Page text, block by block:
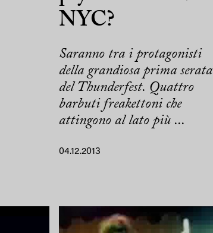
NYC?
Saranno tra i protagonisti
della grandiosa prima serata
del Thunderfest. Quattro
barbuti freakettoni che
attingono al lato più ...
04.12.2013